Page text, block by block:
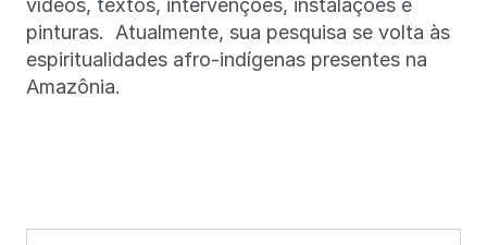
vídeos, textos, intervenções, instalações e
pinturas. Atualmente, sua pesquisa se volta às
espiritualidades afro-indígenas presentes na
Amazônia.